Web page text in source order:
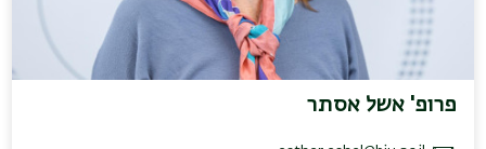
פרופ' אשל אסתר